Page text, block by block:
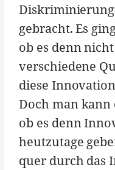
gebracht. Es
ob es denn
verschiedene
diese
Doch man kann
ob es denn
heutzutage
quer durch das